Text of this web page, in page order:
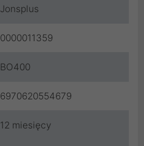
Jonsplus
0000011359
BO400
6970620554679
12 miesięcy